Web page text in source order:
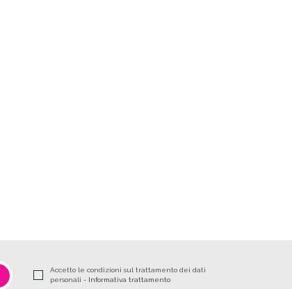
Accetto le condizioni sul trattamento dei dati
personali - Informativa trattamento